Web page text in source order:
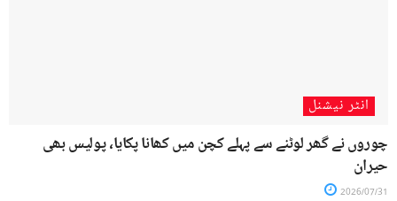
انٹر نیشنل
چوروں نے گھر لوٹنے سے پہلے کچن میں کھانا پکایا، پولیس بھی
حیران
2026/07/31